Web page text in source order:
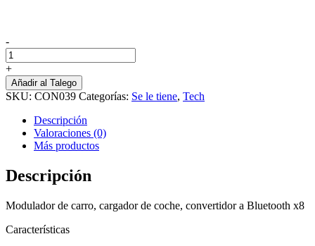
-
Convertidor
Bluetooth
X8
cantidad
+
Añadir al Talego
SKU: CON039 Categorías: Se le tiene, Tech
Descripción
Valoraciones (0)
Más productos
Descripción
Modulador de carro, cargador de coche, convertidor a Bluetooth x8
Características